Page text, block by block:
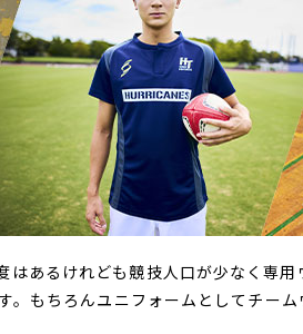
あるけれども競技人口が少なく専
もちろんユニフォームとしてチーム